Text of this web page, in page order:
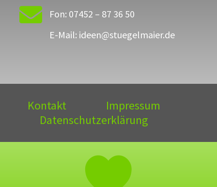

Fon: 07452 – 87 36 50
E-Mail: ideen@stuegelmaier.de
Kontakt
Impressum
Datenschutzerklärung
